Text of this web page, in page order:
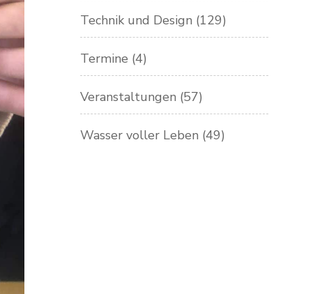
Technik und Design (129)
Termine (4)
Veranstaltungen (57)
Wasser voller Leben (49)